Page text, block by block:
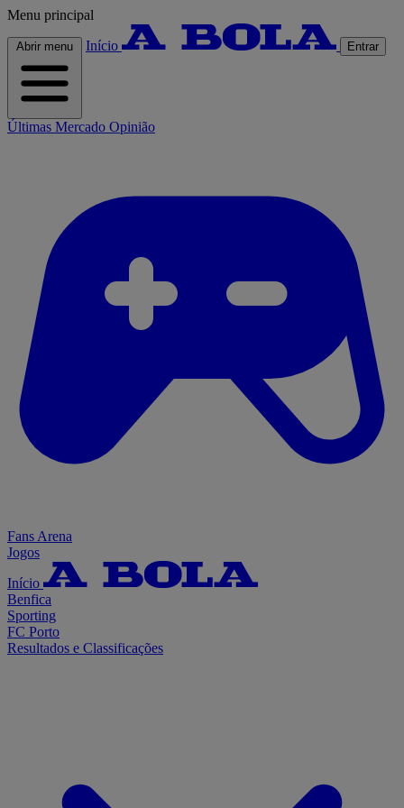
Menu principal
Abrir menu Início Entrar
Últimas Mercado Opinião
Fans Arena
Jogos
Início
Benfica
Sporting
FC Porto
Resultados e Classificações